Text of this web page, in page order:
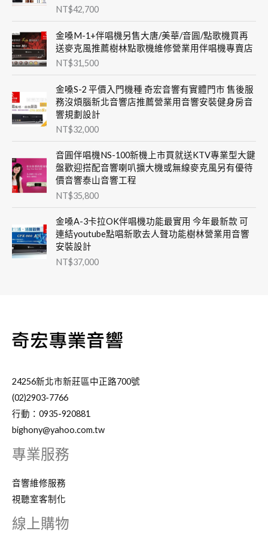
NT$42,700
金嗓M-1+伴唱機另售大唐/美華/音圓/點歌機買再
送麥克風推薦樹林點歌機維修營業用伴唱機專賣店
NT$31,500
金嗓S-2 平價入門機種 奇宏音響有實體門市 售後服
務沒煩腦新北音響店推薦營業用音響安裝健身房音
響規劃設計
NT$32,000
音圓伴唱機NS-100新機上市買就送KTV專業型大鍵
盤歡迎搭配音響喇叭擴大機或無線麥克風另有優待
價音響泰山音響工程
NT$35,800
金嗓A-3卡拉OK伴唱機功能最實用 今年最新款 可
連結youtube點唱新歌去人聲功能樹林營業用音響
安裝設計
NT$37,000
24256新北市新莊區中正路700號
(02)2903-7766
行動：0935-920881
bighony@yahoo.com.tw
專業服務
音響維修服務
視聽室客制化
線上購物